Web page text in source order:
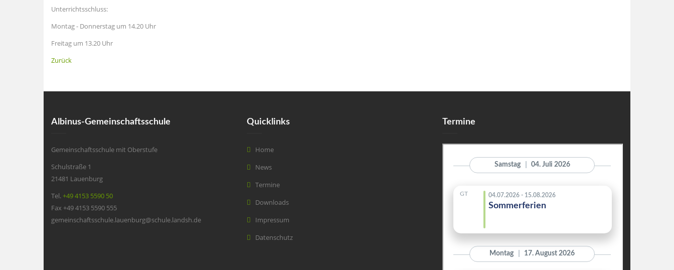
Unterrichtsschluss:
Montag - Donnerstag um 14.20 Uhr
Freitag um 13.20 Uhr
Zurück
Albinus-Gemeinschaftsschule
Gemeinschaftsschule mit Oberstufe
Schulstraße 1
21481 Lauenburg
Tel.+49 4153 5590 50
Fax +49 4153 5590 555
gemeinschaftsschule.lauenburg@schule.landsh.de
Quicklinks
Home
News
Termine
Downloads
Impressum
Datenschutz
Termine